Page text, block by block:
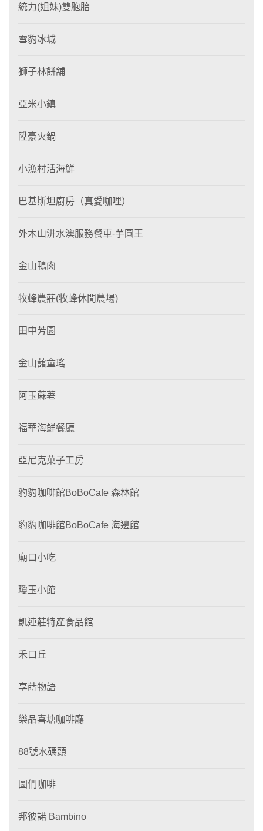
統力(姐妹)雙胞胎
雪豹冰城
獅子林餅舖
亞米小鎮
陞豪火鍋
小漁村活海鮮
巴基斯坦廚房（真愛咖哩）
外木山汫水澳服務餐車-芋圓王
金山鴨肉
牧蜂農莊(牧蜂休閒農場)
田中芳園
金山藷童瑤
阿玉蔴荖
福華海鮮餐廳
亞尼克菓子工房
豹豹咖啡館BoBoCafe 森林館
豹豹咖啡館BoBoCafe 海邊館
廟口小吃
瓊玉小館
凱連莊特產食品館
禾口丘
享蒔物語
樂品喜塘咖啡廳
88號水碼頭
圖們咖啡
邦彼諾 Bambino